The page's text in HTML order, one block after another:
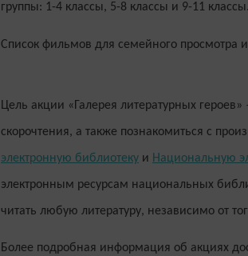
группы: 1-4 классы, 5-8 классы и 9-11 классы.
Список фильмов для семейного просмотра
Цель акции «Галерея литературных
скорочтения, а также познакомиться с
электронную библиотеку и Национальную
электронным ресурсам национальных
читать любую литературу, независимо от
Более подробная информация об акциях